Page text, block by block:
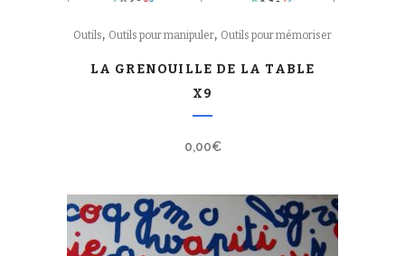
Outils, Outils pour manipuler, Outils pour mémoriser
LA GRENOUILLE DE LA TABLE
X9
0,00€